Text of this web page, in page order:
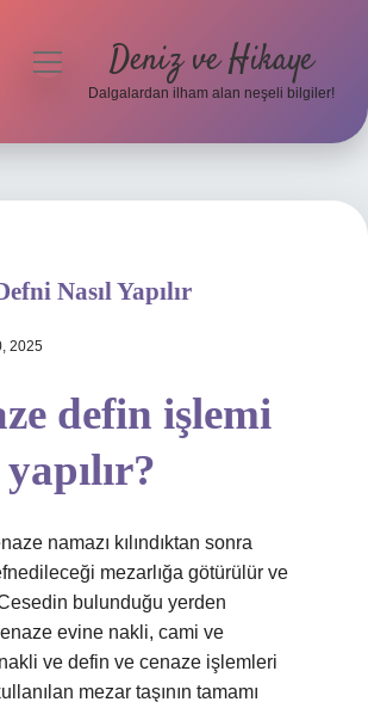
menüyü
Deniz ve Hikaye
Dalgalardan ilham alan neşeli bilgiler!
Nasıl Yapılır
2025
defin işlemi
namazı kılındıktan sonra
mezarlığa götürülür ve
bulunduğu yerden
evine nakli, cami ve
ve defin ve cenaze işlemleri
mezar taşının tamamı